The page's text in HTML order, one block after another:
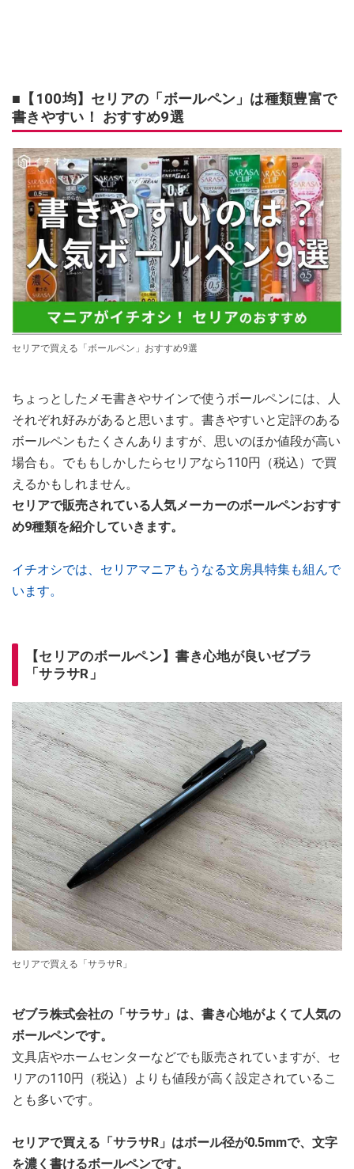
■【100均】セリアの「ボールペン」は種類豊富で
書きやすい！ おすすめ9選
セリアで買える「ボールペン」おすすめ9選
ちょっとしたメモ書きやサインで使うボールペンには、人
それぞれ好みがあると思います。書きやすいと定評のある
ボールペンもたくさんありますが、思いのほか値段が高い
場合も。でももしかしたらセリアなら110円（税込）で買
えるかもしれません。
セリアで販売されている人気メーカーのボールペンおすす
め9種類を紹介していきます。
イチオシでは、セリアマニアもうなる文房具特集も組んで
います。
【セリアのボールペン】書き心地が良いゼブラ
「サラサR」
セリアで買える「サラサR」
ゼブラ株式会社の「サラサ」は、書き心地がよくて人気の
ボールペンです。
文具店やホームセンターなどでも販売されていますが、セ
リアの110円（税込）よりも値段が高く設定されているこ
とも多いです。
セリアで買える「サラサR」はボール径が0.5mmで、文字
を濃く書けるボールペンです。